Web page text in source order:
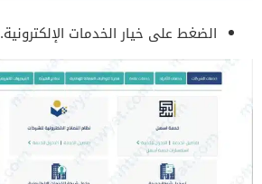
الضغط على خيار الخدمات الإلكترونية.